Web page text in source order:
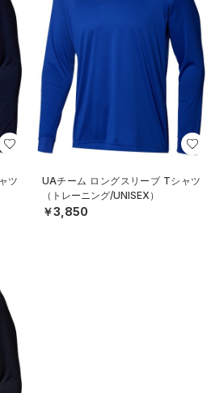
ツ
UAチーム ロングスリーブ Tシャツ
（トレーニング/UNISEX）
￥3,850